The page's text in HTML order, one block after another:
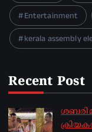
Entertainment
kerala assembly
Recent Post